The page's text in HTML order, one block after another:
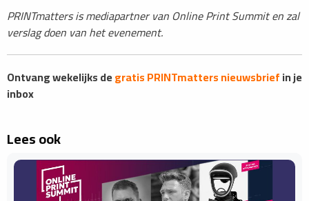
PRINTmatters is mediapartner van Online Print Summit en zal
verslag doen van het evenement.
Ontvang wekelijks degratis PRINTmatters nieuwsbriefin je
inbox
Lees ook